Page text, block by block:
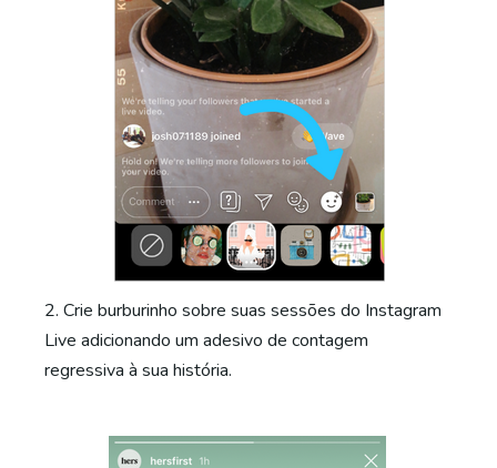
2. Crie burburinho sobre suas sessões do Instagram
Live adicionando um adesivo de contagem
regressiva à sua história.